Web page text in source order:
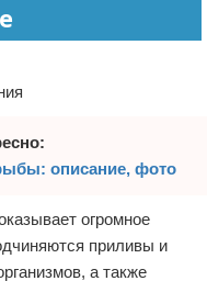
описание, фото
огромное
приливы и
а также